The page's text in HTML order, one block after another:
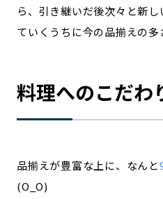
ら、引き継いだ後次々と新
ていくうちに今の品揃えの多
料理へのこだわ
品揃えが豊富な上に、なんと
(O_O)